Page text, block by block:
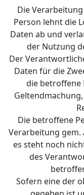
Die
Person lehnt die
Daten ab und
der Nutzung
Der
Daten für die
die betroffene
Die betroffene
Verarbeitung gem.
es steht noch
des
Sofern eine der